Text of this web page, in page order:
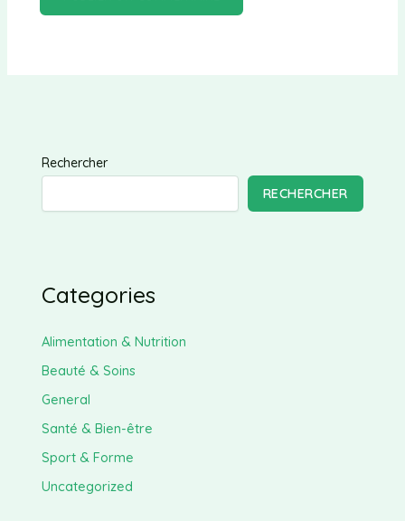
Rechercher
RECHERCHER
Categories
Alimentation & Nutrition
Beauté & Soins
General
Santé & Bien-être
Sport & Forme
Uncategorized